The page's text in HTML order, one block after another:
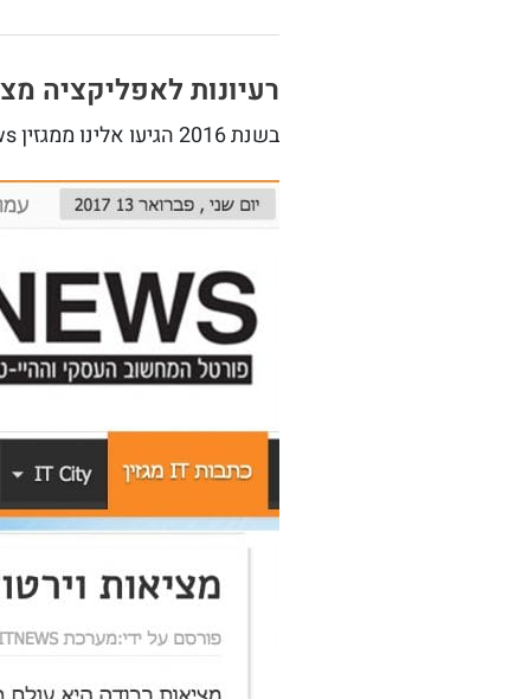
רעיונות לאפליקציה
בשנת 2016 הגיעו אלינו ממגזין IT News של גלובס, על מנת לכתוב מאמר בנושא: